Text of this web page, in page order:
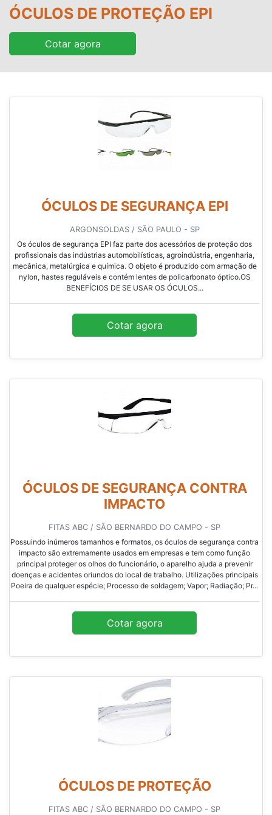
ÓCULOS DE PROTEÇÃO EPI
Cotar agora
ÓCULOS DE SEGURANÇA EPI
ARGONSOLDAS / SÃO PAULO - SP
Os óculos de segurança EPI faz parte dos acessórios de proteção dos
profissionais das indústrias automobilísticas, agroindústria, engenharia,
mecânica, metalúrgica e química. O objeto é produzido com armação de
nylon, hastes reguláveis e contém lentes de policarbonato óptico.OS
BENEFÍCIOS DE SE USAR OS ÓCULOS...
Cotar agora
ÓCULOS DE SEGURANÇA CONTRA
IMPACTO
FITAS ABC / SÃO BERNARDO DO CAMPO - SP
Possuindo inúmeros tamanhos e formatos, os óculos de segurança contra
impacto são extremamente usados em empresas e tem como função
principal proteger os olhos do funcionário, o aparelho ajuda a prevenir
doenças e acidentes oriundos do local de trabalho. Utilizações principais
Poeira de qualquer espécie; Processo de soldagem; Vapor; Radiação; Pr...
Cotar agora
ÓCULOS DE PROTEÇÃO
FITAS ABC / SÃO BERNARDO DO CAMPO - SP